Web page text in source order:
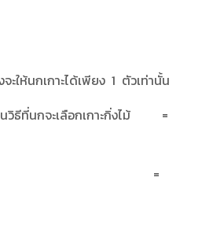
เกาะได้เพียง 1 ตัวเท่านั้น
กจะเลือกเกาะกิ่งไม้ =